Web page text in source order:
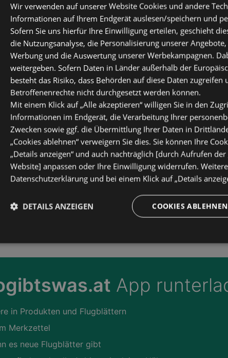
mich damit einverstanden, dass die von mir angegebenen
Werbung, Marketing und Kundenbetreuung
App
in Produkten und Flugblättern
Merkzettel
es neue Flugblätter gibt
Wir verwenden auf unserer Website Cookies und andere
Informationen auf Ihrem Endgerät auslesen/speichern und
Sofern Sie uns hierfür Ihre Einwilligung erteilen, geschieht
die Nutzungsanalyse, die Personalisierung unserer
Werbung und die Auswertung unserer Werbekampagnen.
weitergeben. Sofern Daten in Länder außerhalb der
besteht das Risiko, dass Behörden auf diese Daten
Betroffenenrechte nicht durchgesetzt werden können.
Mit einem Klick auf „Alle akzeptieren“ willigen Sie in den
Informationen im Endgerät, die Verarbeitung Ihrer
Zwecken sowie ggf. die Übermittlung Ihrer Daten in
„Cookies ablehnen“ verweigern Sie dies. Sie können Ihre
„Details anzeigen“ und auch nachträglich [durch Aufrufen
Website] anpassen oder Ihre Einwilligung widerrufen.
Datenschutzerklärung und bei einem Klick auf „Details
COOKIES ABLEHNEN
DETAILS ANZEIGEN